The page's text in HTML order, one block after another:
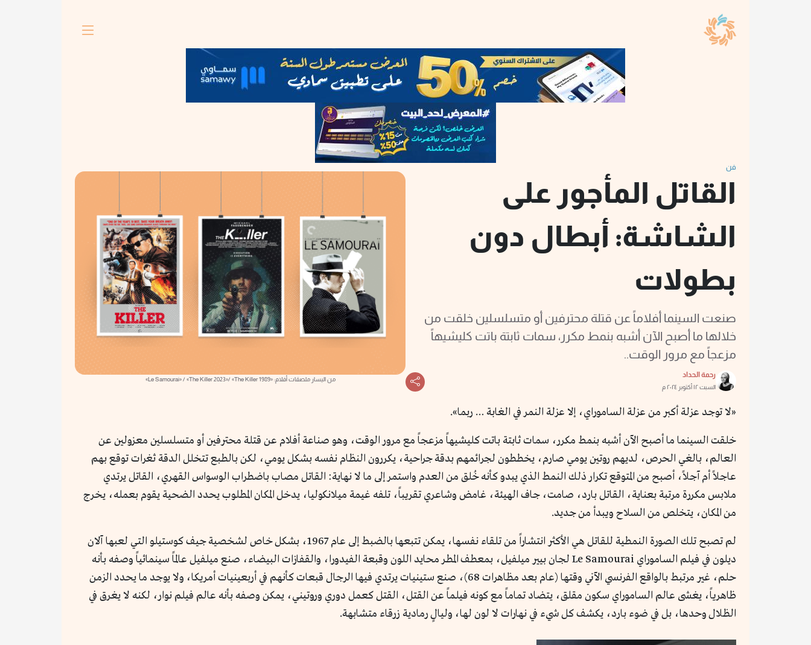
فن
القاتل المأجور على
الشاشة: أبطال دون
بطولات
صنعت السينما أفلاماً عن قتلة محترفين أو متسلسلين خلقت من
خلالها ما أصبح الآن أشبه بنمط مكرر، سمات ثابتة باتت كليشيهاً
مزعجاً مع مرور الوقت..
رحمة الحداد
السبت ١٢ أكتوبر ٢٠٢٤ م
من اليسار ملصقات أفلام: «Le Samourai» / «The Killer 2023»/ «The Killer 1989»
«لا توجد عزلة أكبر من عزلة الساموراي، إلا عزلة النمر في الغابة … ربما».
خلقت السينما ما أصبح الآن أشبه بنمط مكرر، سمات ثابتة باتت كليشيهاً مزعجاً مع مرور الوقت، وهو صناعة أفلام عن قتلة محترفين أو متسلسلين معزولين عن
العالم، بالغي الحرص، لديهم روتين يومي صارم، يخططون لجرائمهم بدقة جراحية، يكررون النظام نفسه بشكل يومي، لكن بالطبع تتخلل الدقة ثغرات توقع بهم
عاجلاً أم آجلاً، أصبح من المتوقع تكرار ذلك النمط الذي يبدو كأنه خُلق من العدم واستمر إلى ما لا نهاية: القاتل مصاب باضطراب الوسواس القهري، القاتل يرتدي
ملابس مكررة مرتبة بعناية، القاتل بارد، صامت، جاف الهيئة، غامض وشاعري تقريباً، تلفه غيمة ميلانكوليا، يدخل المكان المطلوب يحدد الضحية يقوم بعمله، يخرج
من المكان، يتخلص من السلاح ويبدأ من جديد.
لم تصبح تلك الصورة النمطية للقاتل هي الأكثر انتشاراً من تلقاء نفسها، يمكن تتبعها بالضبط إلى عام 1967، بشكل خاص لشخصية جيف كوستيلو التي لعبها آلان
ديلون في فيلم الساموراي Le Samourai لجان بيير ميلفيل، بمعطف المطر محايد اللون وقبعة الفيدورا، والقفازات البيضاء، صنع ميلفيل عالماً سينمائياً وصفه بأنه
حلم، غير مرتبط بالواقع الفرنسي الآني وقتها (عام بعد مظاهرات 68)، صنع ستينيات يرتدي فيها الرجال قبعات كأنهم في أربعينيات أمريكا، ولا يوجد ما يحدد الزمن
ظاهرياً، يغشى عالم الساموراي سكون مقلق، يتضاد تماماً مع كونه فيلماً عن القتل، القتل كعمل دوري وروتيني، يمكن وصفه بأنه عالم فيلم نوار، لكنه لا يغرق في
الظلال وحدها، بل في ضوء بارد، يكشف كل شيء في نهارات لا لون لها، وليالٍ رمادية زرقاء متشابهة.